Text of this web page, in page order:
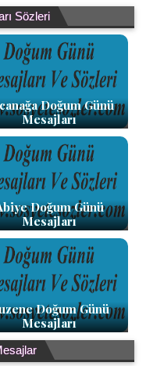
Sözleri
Doğum Günü
Mesajları
Doğum Günü
Mesajları
Doğum Günü
Mesajları